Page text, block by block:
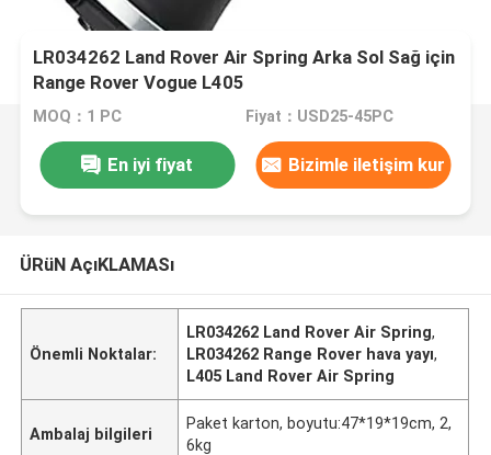
LR034262 Land Rover Air Spring Arka Sol Sağ için
Range Rover Vogue L405
MOQ：1 PC Fiyat：USD25-45PC
En iyi fiyat Bizimle iletişim kur
ÜRüN AçıKLAMASı
Önemli Noktalar:
LR034262 Land Rover Air Spring,
LR034262 Range Rover hava yayı,
L405 Land Rover Air Spring
Ambalaj bilgileri
Paket karton, boyutu:47*19*19cm, 2,
6kg